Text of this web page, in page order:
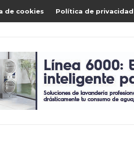
de cookies Política de privacidad